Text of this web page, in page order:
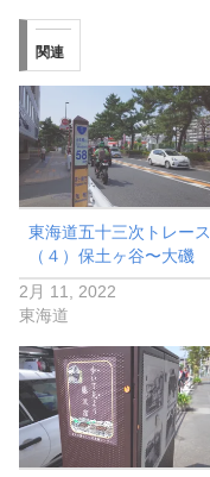
関連
東海道五十三次トレース
（４）保土ヶ谷〜大磯
2月 11, 2022
東海道